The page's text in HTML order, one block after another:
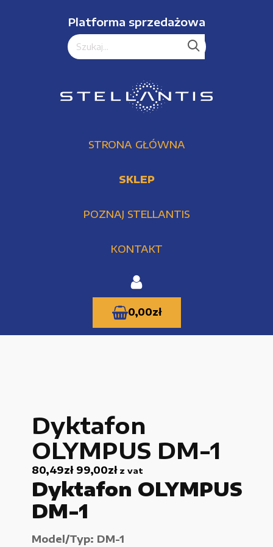
Platforma sprzedażowa
STRONA GŁÓWNA
SKLEP
POZNAJ STELLANTIS
KONTAKT
0,00zł
Części zamienne do urządzeń i narzędzi
Kable i przewody
Maszyny i urządzenia produkcujne
Materiały budowlane
Dyktafon
OLYMPUS DM-1
80,49zł 99,00złz vat
Dyktafon OLYMPUS
DM-1
Model/Typ: DM-1